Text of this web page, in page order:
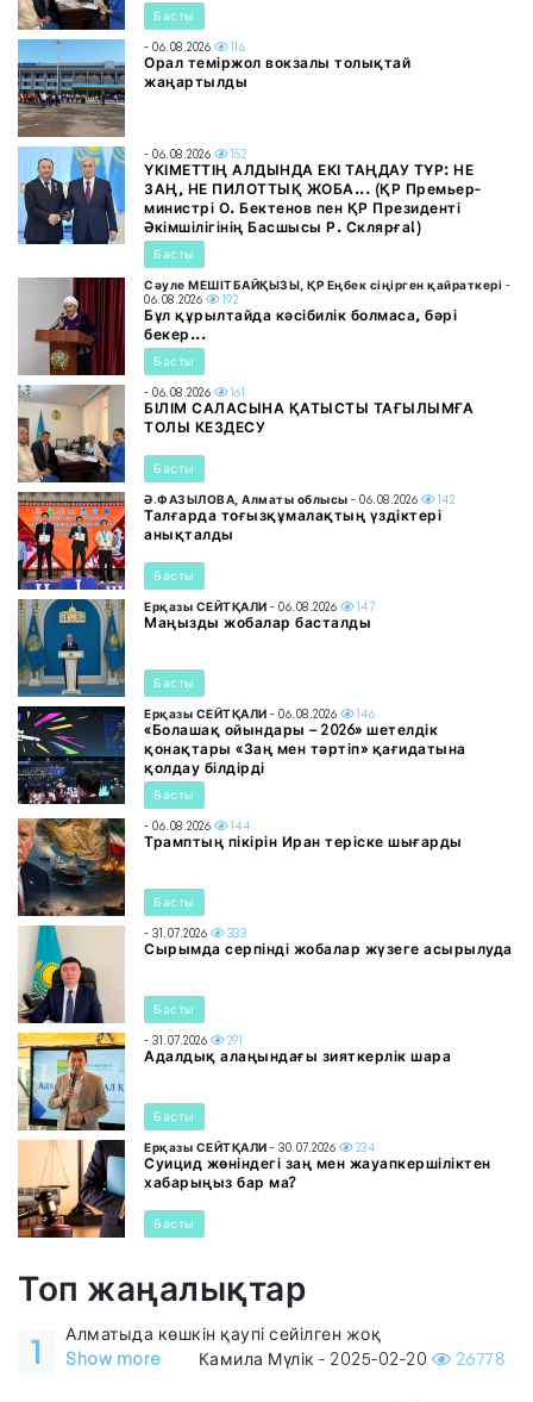
Басты
- 06.08.2026 116
Орал теміржол вокзалы толықтай
жаңартылды
- 06.08.2026 152
ҮКІМЕТТІҢ АЛДЫНДА ЕКІ ТАҢДАУ ТҰР: НЕ
ЗАҢ, НЕ ПИЛОТТЫҚ ЖОБА... (ҚР Премьер-
министрі О. Бектенов пен ҚР Президенті
Әкімшілігінің Басшысы Р. Склярға!)
Басты
Сәуле МЕШІТБАЙҚЫЗЫ, ҚР Еңбек сіңірген қайраткері -
06.08.2026
192
Бұл құрылтайда кәсібилік болмаса, бәрі
бекер...
Басты
- 06.08.2026 161
БІЛІМ САЛАСЫНА ҚАТЫСТЫ ТАҒЫЛЫМҒА
ТОЛЫ КЕЗДЕСУ
Басты
Ә.ФАЗЫЛОВА, Алматы облысы - 06.08.2026 142
Талғарда тоғызқұмалақтың үздіктері
анықталды
Басты
Ерқазы СЕЙТҚАЛИ - 06.08.2026 147
Маңызды жобалар басталды
Басты
Ерқазы СЕЙТҚАЛИ - 06.08.2026 146
«Болашақ ойындары – 2026» шетелдік
қонақтары «Заң мен тәртіп» қағидатына
қолдау білдірді
Басты
- 06.08.2026 144
Трамптың пікірін Иран теріске шығарды
Басты
- 31.07.2026 333
Сырымда серпінді жобалар жүзеге асырылуда
Басты
- 31.07.2026 291
Адалдық алаңындағы зияткерлік шара
Басты
Ерқазы СЕЙТҚАЛИ - 30.07.2026 234
Суицид жөніндегі заң мен жауапкершіліктен
хабарыңыз бар ма?
Басты
Топ жаңалықтар
1
Алматыда көшкін қаупі сейілген жоқ
Show more
Камила Мүлік - 2025-02-20 26778